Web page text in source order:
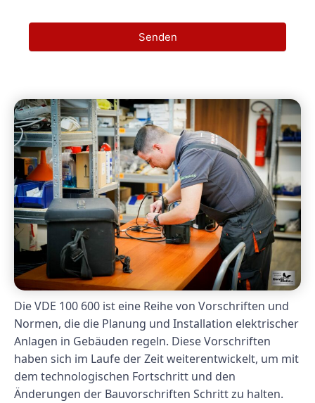
Senden
Die VDE 100 600 ist eine Reihe von Vorschriften und
Normen, die die Planung und Installation elektrischer
Anlagen in Gebäuden regeln. Diese Vorschriften
haben sich im Laufe der Zeit weiterentwickelt, um mit
dem technologischen Fortschritt und den
Änderungen der Bauvorschriften Schritt zu halten.